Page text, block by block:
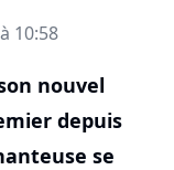
10:58
nouvel
depuis
se